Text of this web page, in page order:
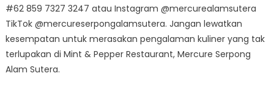
#62 859 7327 3247 atau Instagram @mercurealamsutera
TikTok @mercureserpongalamsutera. Jangan lewatkan
kesempatan untuk merasakan pengalaman kuliner yang tak
terlupakan di Mint & Pepper Restaurant, Mercure Serpong
Alam Sutera.